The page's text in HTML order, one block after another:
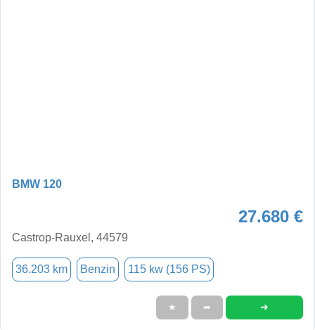
BMW 120
27.680 €
Castrop-Rauxel, 44579
36.203 km Benzin 115 kw (156 PS)
★ ➦ ➜